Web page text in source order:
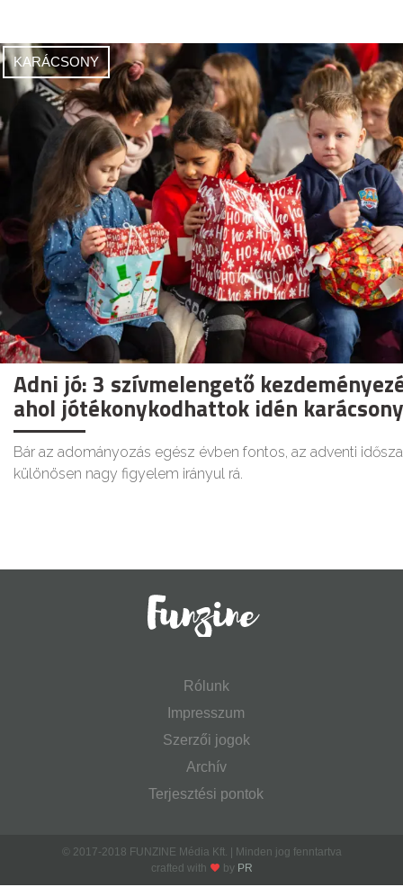
KARÁCSONY
Adni jó: 3 szívmelengető
ahol jótékonykodhattok idén
Bár az adományozás egész évben fontos, az adventi
különösen nagy figyelem irányul rá.
Rólunk
Impresszum
Szerzői jogok
Archív
Terjesztési pontok
© 2017-2018 FUNZINE Média Kft. | Minden jog fenntartva
crafted with
by PR